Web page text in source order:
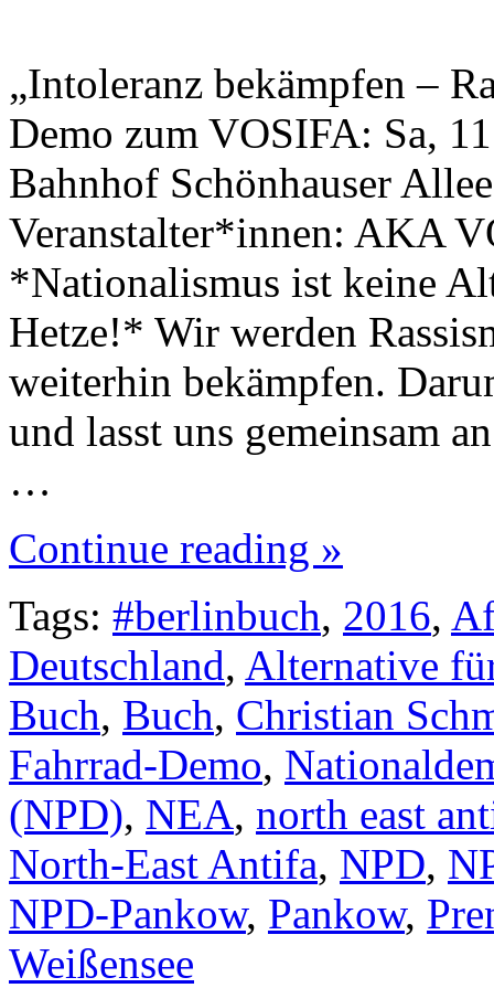
„Intoleranz bekämpfen –
Demo zum VOSIFA: Sa,
Bahnhof Schönhauser
Veranstalter*innen: AKA
*Nationalismus ist keine
Hetze!* Wir werden
weiterhin bekämpfen.
und lasst uns gemeinsam
…
Continue reading »
Tags: #berlinbuch, 2016,
Deutschland, Alternative
Buch, Buch, Christian
Fahrrad-Demo,
(NPD), NEA, north east
North-East Antifa, NPD,
NPD-Pankow, Pankow,
Weißensee